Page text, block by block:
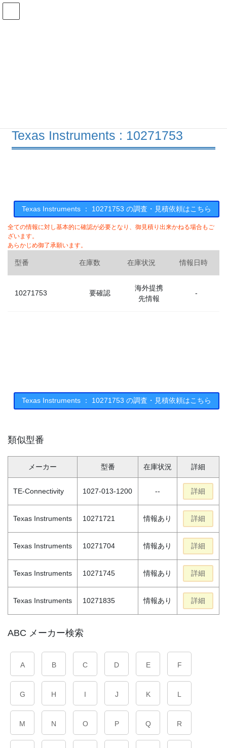
コ
ナ
Texas Instruments : 10271753
Texas Instruments ： 10271753 の調査・見積依頼はこちら
全ての情報に対し基本的に確認が必要となり、御見積り出来かねる場合もご
ざいます。
あらかじめ御了承願います。
型番 在庫数 在庫状況 情報日時
10271753 要確認
海外提携
先情報
-
Texas Instruments ： 10271753 の調査・見積依頼はこちら
類似型番
メーカー 型番 在庫状況 詳細
TE-Connectivity 1027-013-1200 -- 詳細
Texas Instruments 10271721 情報あり 詳細
Texas Instruments 10271704 情報あり 詳細
Texas Instruments 10271745 情報あり 詳細
Texas Instruments 10271835 情報あり 詳細
ABC メーカー検索
A B C D E F
G H I J K L
M N O P Q R